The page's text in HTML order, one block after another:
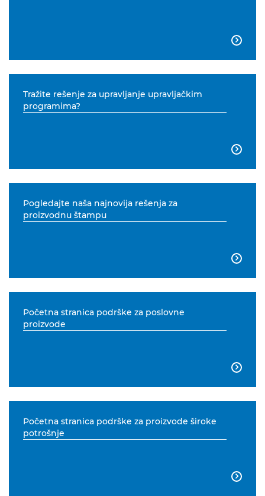

Tražite rešenje za upravljanje upravljačkim
programima?

Pogledajte naša najnovija rešenja za
proizvodnu štampu

Početna stranica podrške za poslovne
proizvode

Početna stranica podrške za proizvode široke
potrošnje
